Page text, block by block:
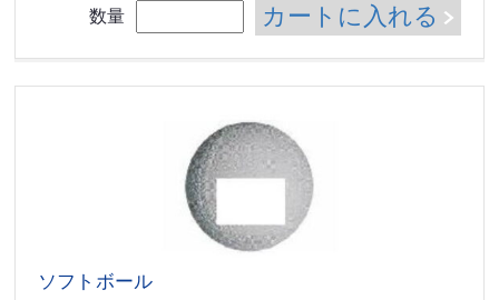
数量 カートに入れる
ソフトボール